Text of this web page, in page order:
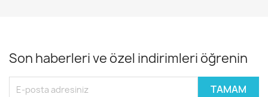
Son haberleri ve özel indirimleri öğrenin